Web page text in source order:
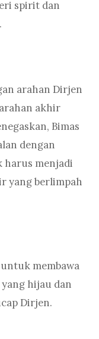
spirit dan
arahan Dirjen
akhir
Bimas
dengan
harus menjadi
yang berlimpah
membawa
hijau dan
Dirjen.